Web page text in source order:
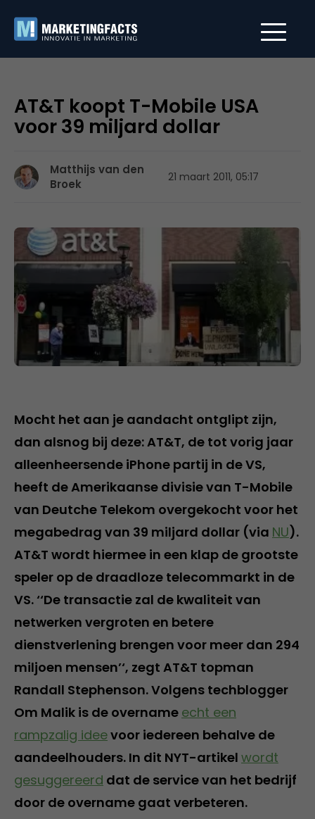
AT&T koopt T-Mobile USA
voor 39 miljard dollar
Matthijs van den
Broek
21 maart 2011, 05:17
Mocht het aan je aandacht ontglipt zijn,
dan alsnog bij deze: AT&T, de tot vorig jaar
alleenheersende iPhone partij in de VS,
heeft de Amerikaanse divisie van T-Mobile
van Deutche Telekom overgekocht voor het
megabedrag van 39 miljard dollar (via NU).
AT&T wordt hiermee in een klap de grootste
speler op de draadloze telecommarkt in de
VS. ‘‘De transactie zal de kwaliteit van
netwerken vergroten en betere
dienstverlening brengen voor meer dan 294
miljoen mensen’‘, zegt AT&T topman
Randall Stephenson. Volgens techblogger
Om Malik is de overname echt een
rampzalig ideevoor iedereen behalve de
aandeelhouders. In dit NYT-artikel wordt
gesuggereerd dat de service van het bedrijf
door de overname gaat verbeteren.